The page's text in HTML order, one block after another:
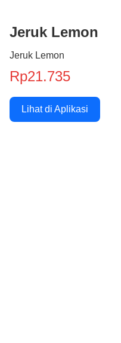
Jeruk Lemon
Jeruk Lemon
Rp21.735
Lihat di Aplikasi